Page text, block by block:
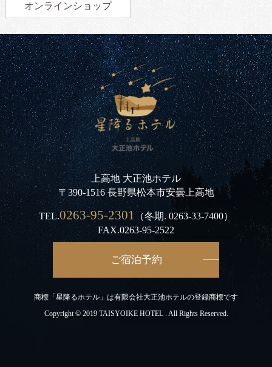
オンラインショップ
上高地 大正池ホテル
〒390-1516 長野県松本市安曇上高地
TEL.0263-95-2301 （冬期.0263-33-7400）
FAX.0263-95-2522
ご宿泊予約
商標「星降るホテル」は有限会社大正池ホテルの登録商標です
Copyright © 2019 TAISYOIKE HOTEL . All Rights Reserved.